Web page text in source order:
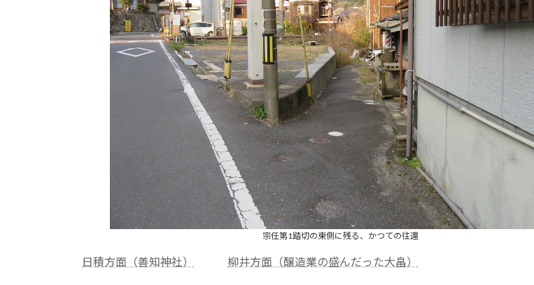
宗任第1踏切の東側に残る、かつての往還
日積方面（善知神社） 柳井方面（醸造業の盛んだった大畠）